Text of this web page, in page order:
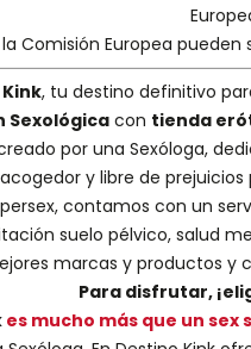
la Comisión Europea
, tu destino definitivo
Sexológica con tienda
por una Sexóloga,
y libre de
, contamos con un
suelo pélvico, salud
marcas y productos y
Para disfrutar,
es mucho más que un sex